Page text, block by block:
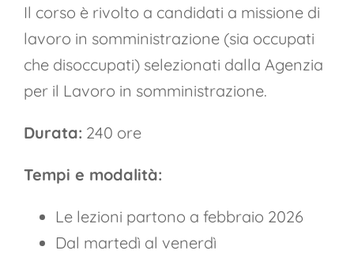
Il corso è rivolto a candidati a missione di
lavoro in somministrazione (sia occupati
che disoccupati) selezionati dalla Agenzia
per il Lavoro in somministrazione.
Durata: 240 ore
Tempi e modalità:
Le lezioni partono a febbraio 2026
Dal martedì al venerdì